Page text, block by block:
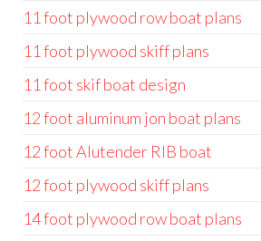
11 foot plywood row boat plans
11 foot plywood skiff plans
11 foot skif boat design
12 foot aluminum jon boat plans
12 foot Alutender RIB boat
12 foot plywood skiff plans
14 foot plywood row boat plans